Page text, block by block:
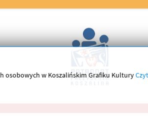
osobowych w Koszalińskim Grafiku Kultury